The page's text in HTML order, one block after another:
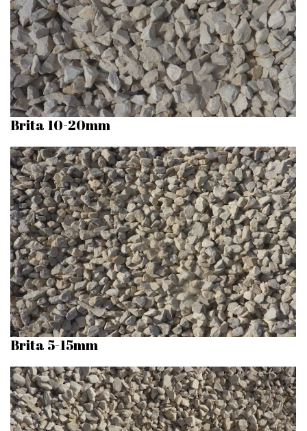
Brita 10-20mm
Brita 5-15mm